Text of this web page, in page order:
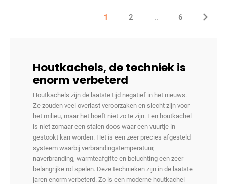
1 2 .. 6
Houtkachels, de techniek is
enorm verbeterd
Houtkachels zijn de laatste tijd negatief in het nieuws.
Ze zouden veel overlast veroorzaken en slecht zijn voor
het milieu, maar het hoeft niet zo te zijn. Een houtkachel
is niet zomaar een stalen doos waar een vuurtje in
gestookt kan worden. Het is een zeer precies afgesteld
systeem waarbij verbrandingstemperatuur,
naverbranding, warmteafgifte en beluchting een zeer
belangrijke rol spelen. Deze technieken zijn in de laatste
jaren enorm verbeterd. Zo is een moderne houtkachel